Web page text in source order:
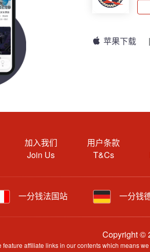
苹果下载 |
加入我们
Join Us
用户条款
T&Cs
一分钱法国站 一分钱
Copyright ©
feature affiliate links in our contents which means